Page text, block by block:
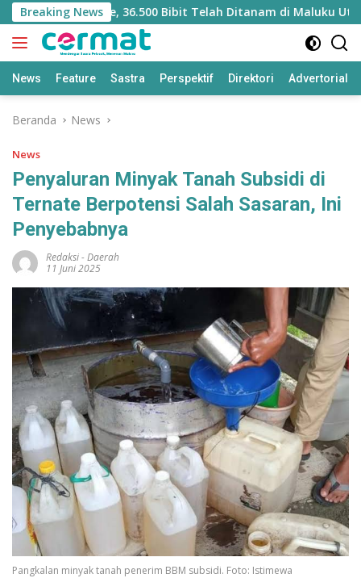
Langsung
ke
konten
Breaking News
Mangrove, 36.500 Bibit Telah Ditanam di Maluku Utara
News Feature Sastra Perspektif Direktori Advertorial
Beranda News
News
Penyaluran Minyak Tanah Subsidi di
Ternate Berpotensi Salah Sasaran, Ini
Penyebabnya
Redaksi-Daerah
11 Juni 2025
Pangkalan minyak tanah penerim BBM subsidi. Foto: Istimewa